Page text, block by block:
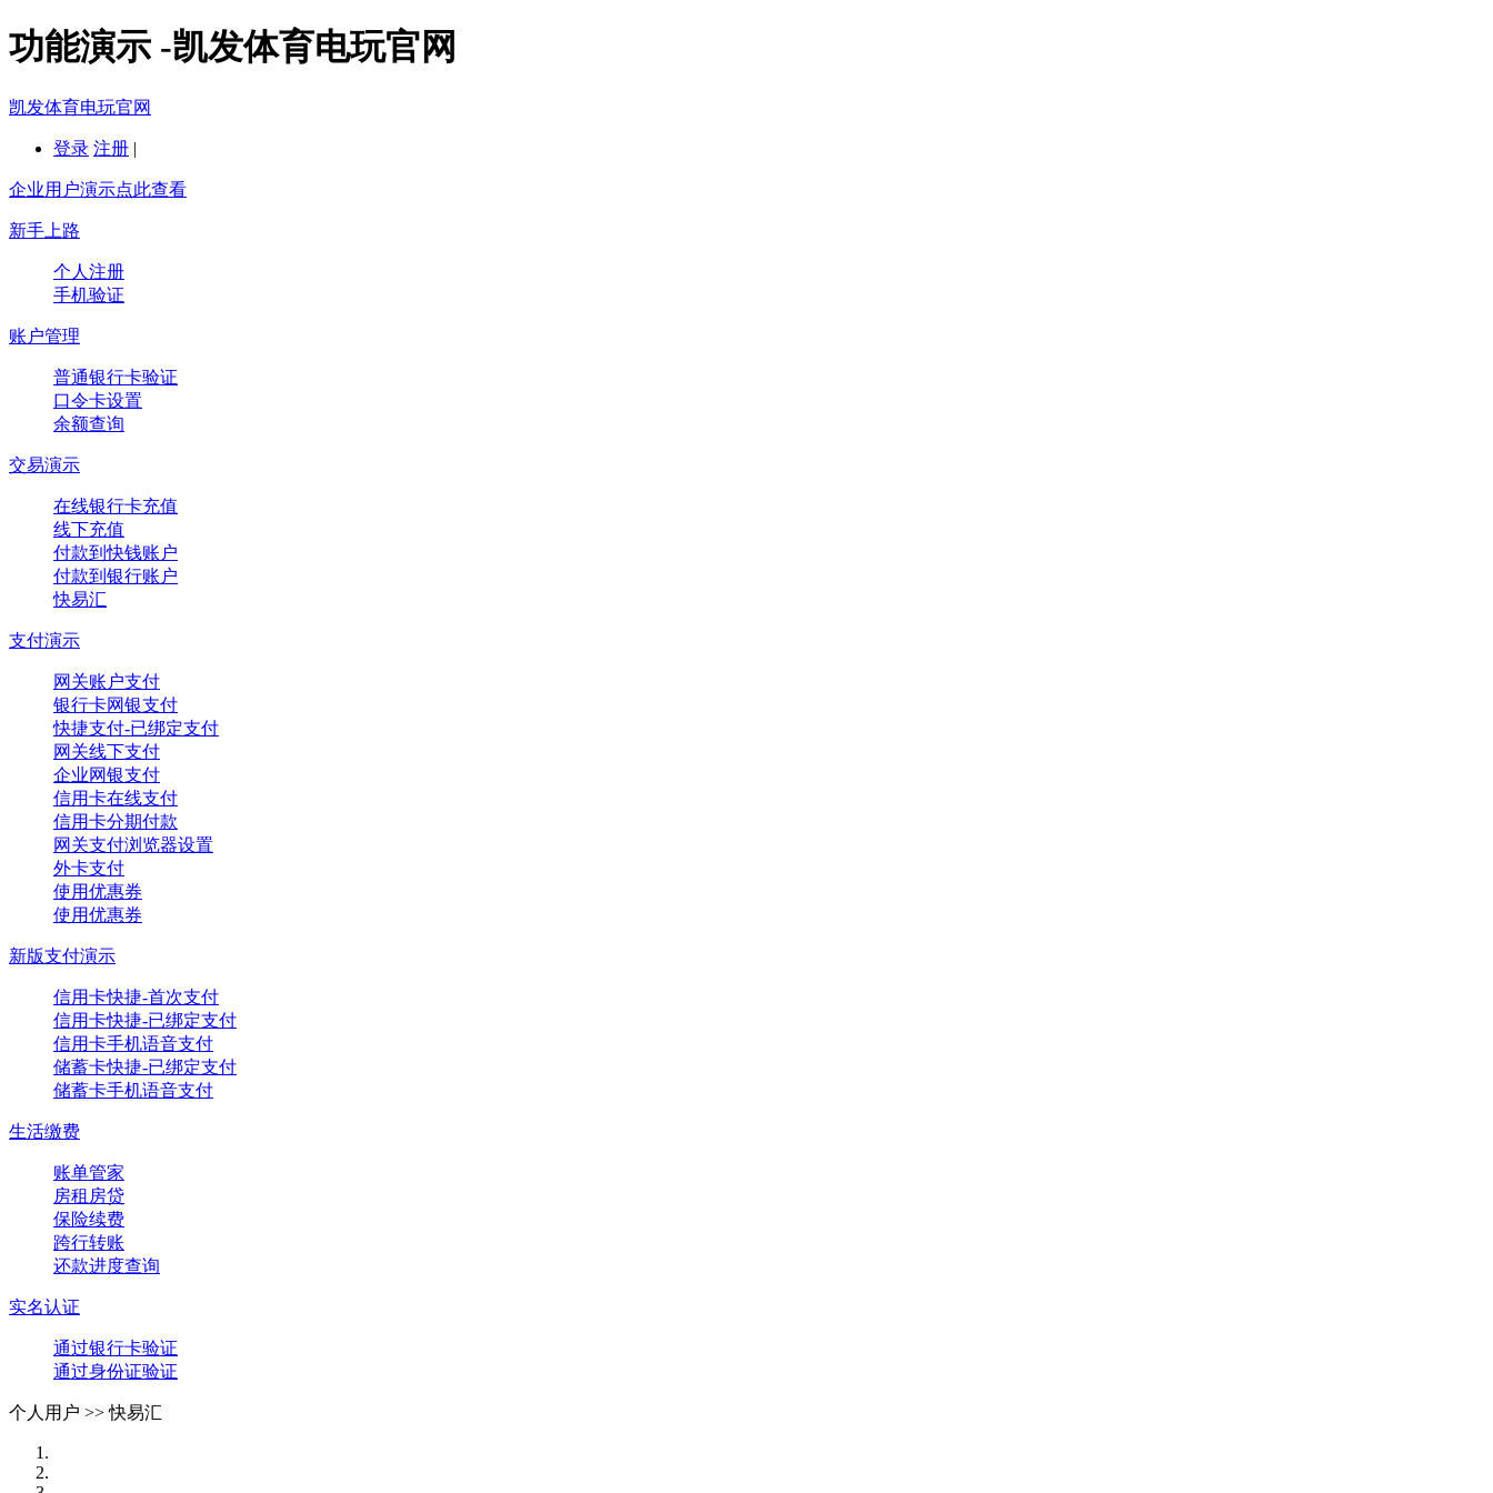
功能演示 -凯发体育电玩官网
凯发体育电玩官网
登录 注册 |
企业用户演示点此查看
新手上路
个人注册
手机验证
账户管理
普通银行卡验证
口令卡设置
余额查询
交易演示
在线银行卡充值
线下充值
付款到快钱账户
付款到银行账户
快易汇
支付演示
网关账户支付
银行卡网银支付
快捷支付-已绑定支付
网关线下支付
企业网银支付
信用卡在线支付
信用卡分期付款
网关支付浏览器设置
外卡支付
使用优惠券
使用优惠券
新版支付演示
信用卡快捷-首次支付
信用卡快捷-已绑定支付
信用卡手机语音支付
储蓄卡快捷-已绑定支付
储蓄卡手机语音支付
生活缴费
账单管家
房租房贷
保险续费
跨行转账
还款进度查询
实名认证
通过银行卡验证
通过身份证验证
个人用户 >>快易汇